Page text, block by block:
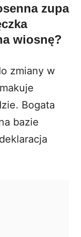
zupa
wiosnę?
zmiany w
Bogata
bazie